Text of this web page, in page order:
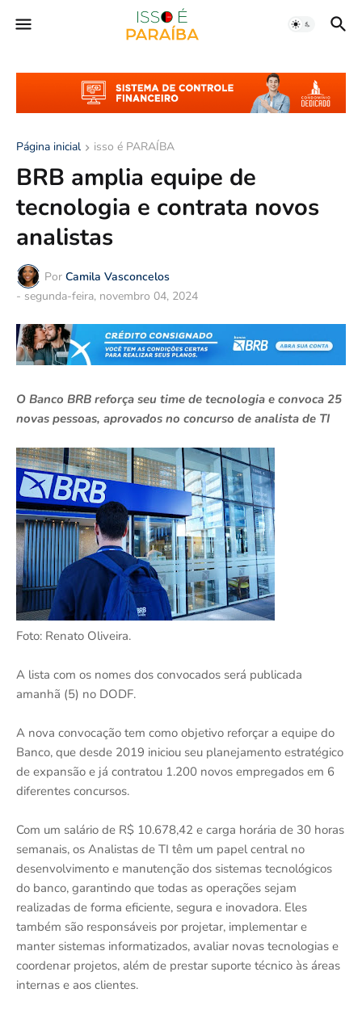
Página inicial isso é PARAÍBA
BRB amplia equipe de
tecnologia e contrata novos
analistas
Por Camila Vasconcelos
- segunda-feira, novembro 04, 2024
O Banco BRB reforça seu time de tecnologia e convoca 25
novas pessoas, aprovados no concurso de analista de TI
Foto: Renato Oliveira.
A lista com os nomes dos convocados será publicada
amanhã (5) no DODF.
A nova convocação tem como objetivo reforçar a equipe do
Banco, que desde 2019 iniciou seu planejamento estratégico
de expansão e já contratou 1.200 novos empregados em 6
diferentes concursos.
Com um salário de R$ 10.678,42 e carga horária de 30 horas
semanais, os Analistas de TI têm um papel central no
desenvolvimento e manutenção dos sistemas tecnológicos
do banco, garantindo que todas as operações sejam
realizadas de forma eficiente, segura e inovadora. Eles
também são responsáveis por projetar, implementar e
manter sistemas informatizados, avaliar novas tecnologias e
coordenar projetos, além de prestar suporte técnico às áreas
internas e aos clientes.